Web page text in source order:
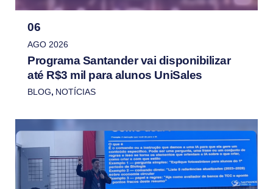
06
AGO 2026
Programa Santander vai disponibilizar
até R$3 mil para alunos UniSales
BLOG, NOTÍCIAS